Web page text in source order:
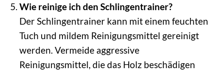
Wie reinige ich den Schlingentrainer?
Der Schlingentrainer kann mit einem feuchten
Tuch und mildem Reinigungsmittel gereinigt
werden. Vermeide aggressive
Reinigungsmittel, die das Holz beschädigen